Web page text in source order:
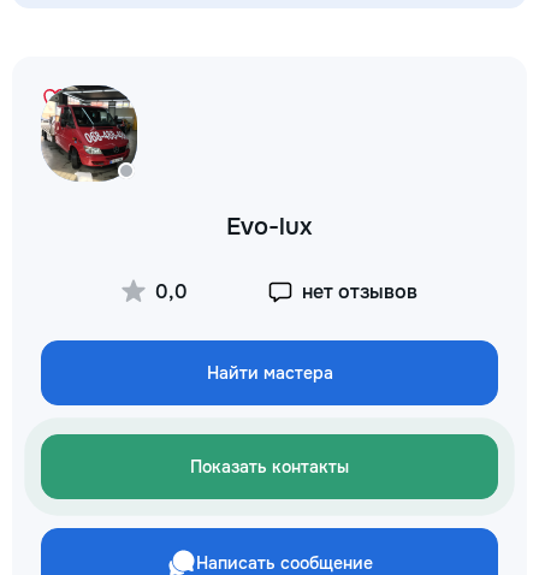
экзаменам и
✔ Обучение
Evo-lux
0,0 нет отзывов
Найти мастера
Показать контакты
Написать сообщение